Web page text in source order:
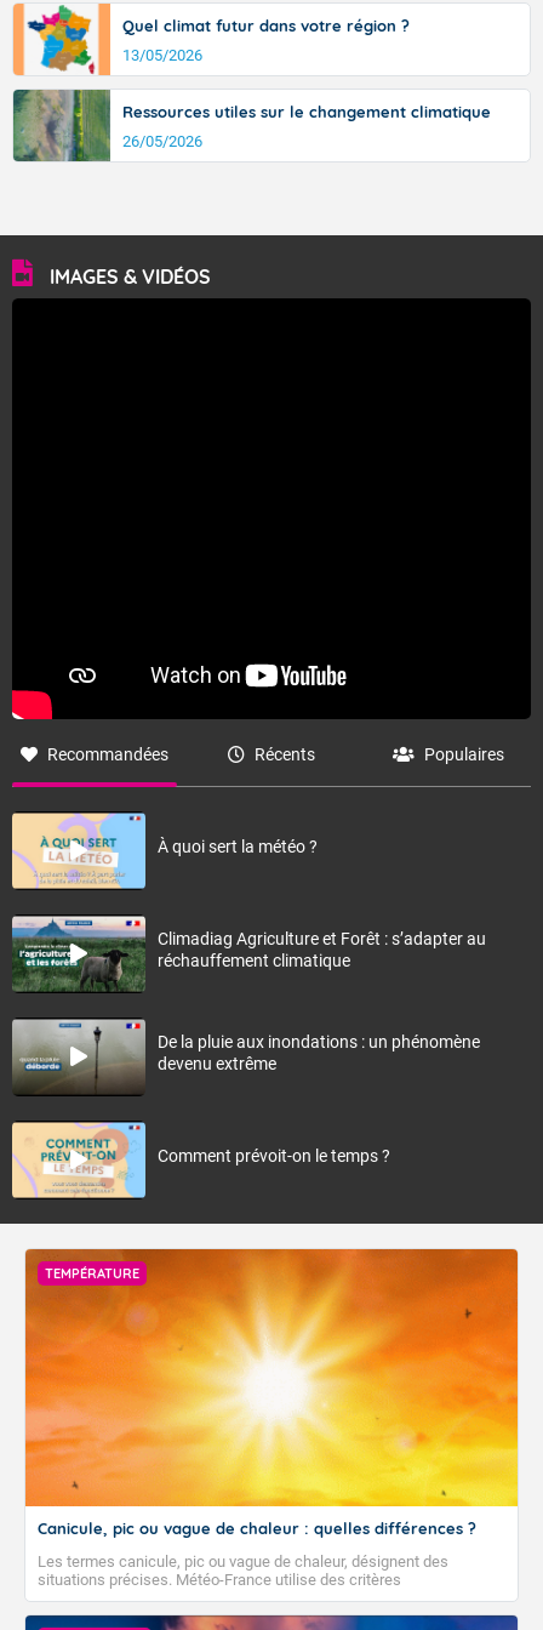
Quel climat futur dans votre région ?
13/05/2026
Ressources utiles sur le changement climatique
26/05/2026
IMAGES & VIDÉOS
Recommandées Récents Populaires
À quoi sert la météo ?
Climadiag Agriculture et Forêt : s’adapter au
réchauffement climatique
De la pluie aux inondations : un phénomène
devenu extrême
Comment prévoit-on le temps ?
TEMPÉRATURE
Canicule, pic ou vague de chaleur : quelles différences ?
Les termes canicule, pic ou vague de chaleur, désignent des
situations précises. Météo-France utilise des critères
climatologiques pour évaluer et qualifier les épisodes de chaleur qui
peuvent avoir des impacts sanitaires et socio-économiques